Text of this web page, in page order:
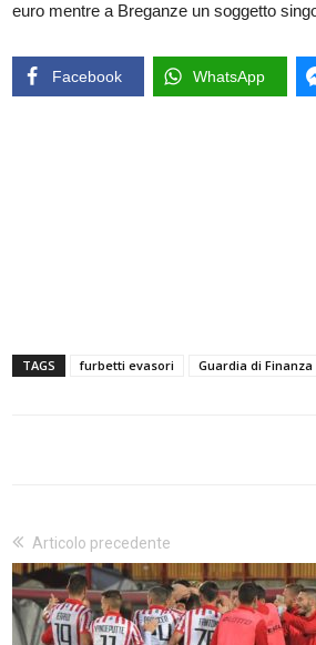
euro mentre a Breganze un soggetto
Facebook WhatsApp
TAGS furbetti evasori Guardia di Finanza
Articolo precedente